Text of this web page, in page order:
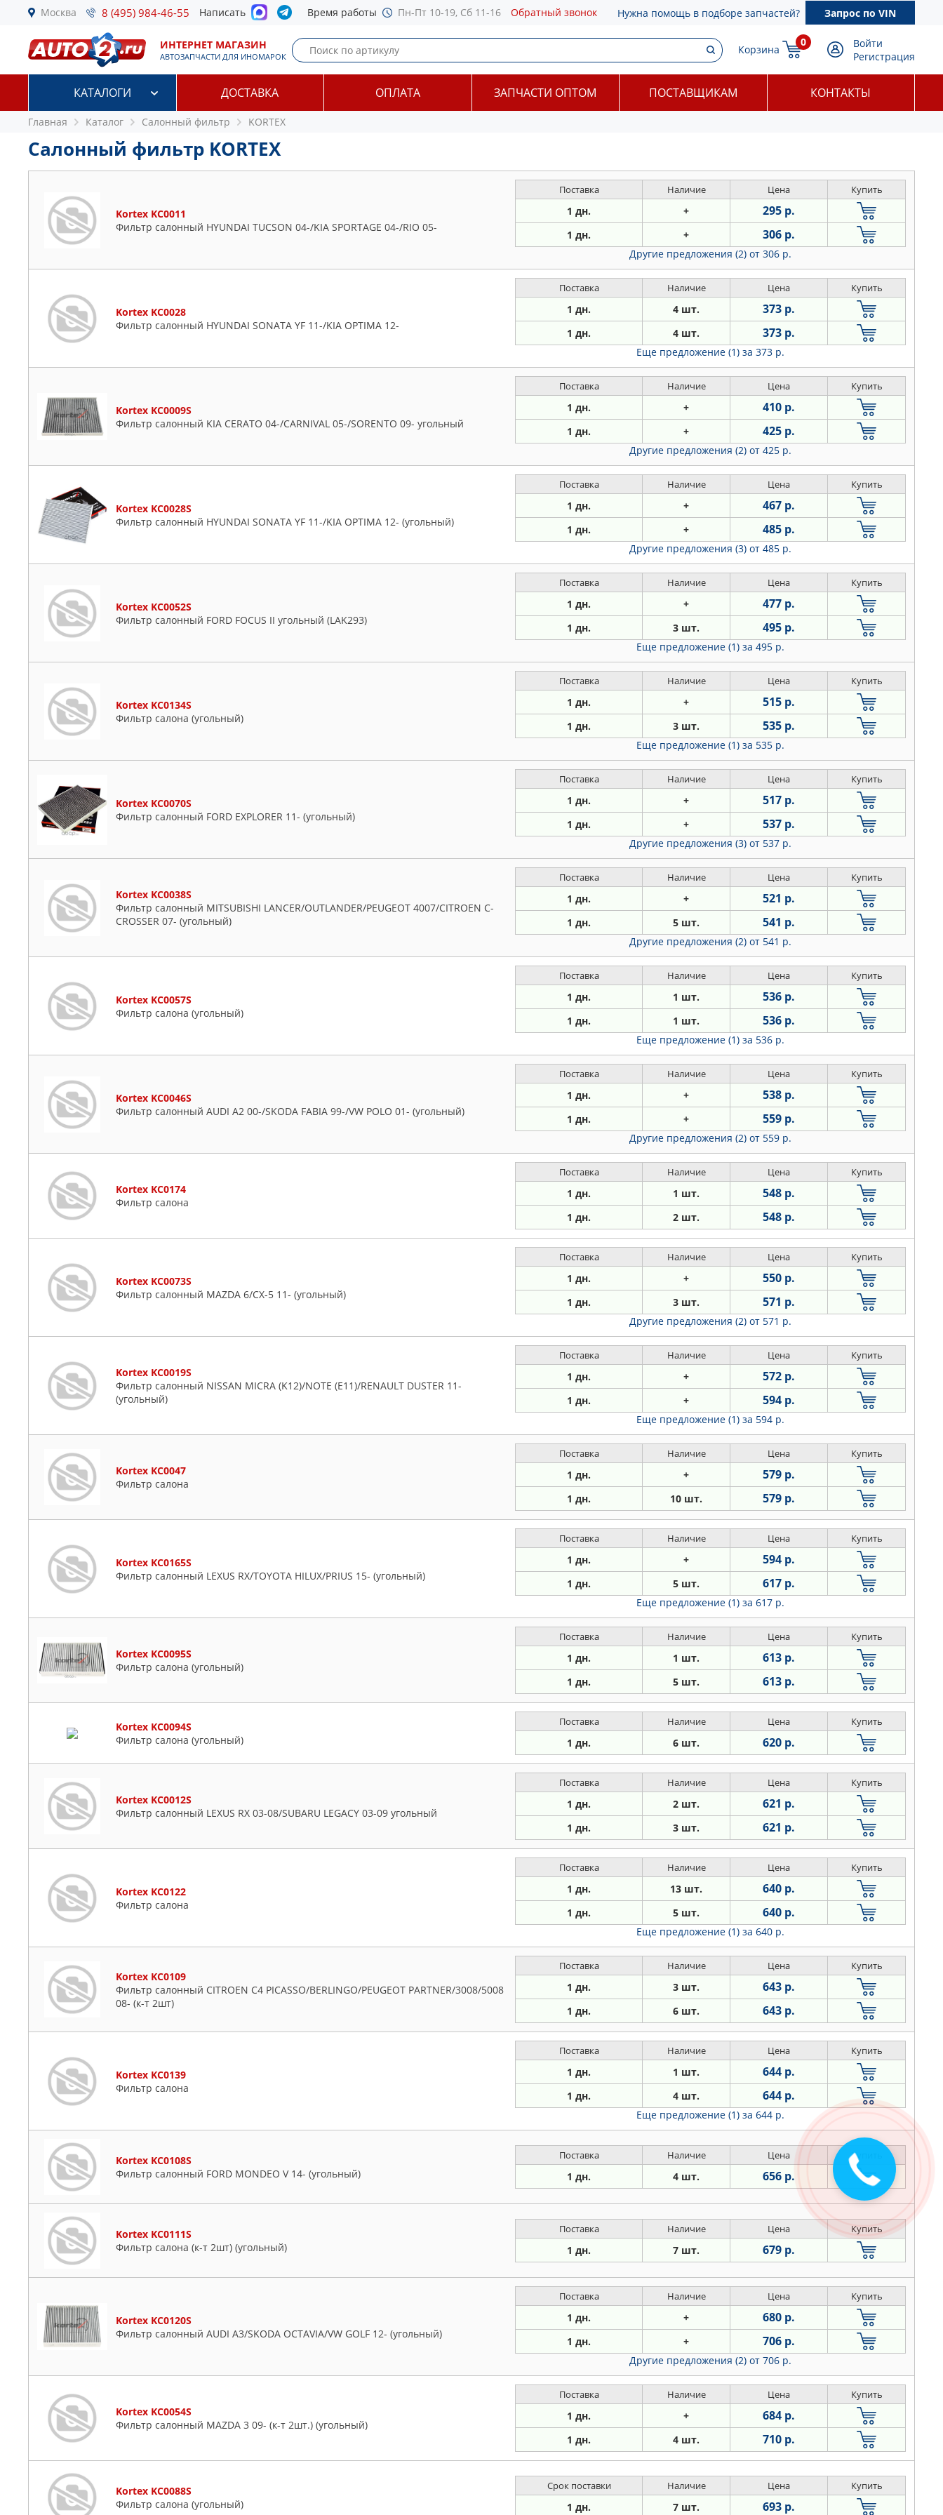
Москва 8 (495) 984-46-55 Написать Время работы Пн-Пт 10-19, Сб 11-16 Обратный звонок Нужна помощь в подборе запчастей? Запрос по VIN
ИНТЕРНЕТ МАГАЗИН
АВТОЗАПЧАСТИ ДЛЯ ИНОМАРОК
Корзина
0
Войти
Регистрация
КАТАЛОГИ ДОСТАВКА ОПЛАТА ЗАПЧАСТИ ОПТОМ ПОСТАВЩИКАМ КОНТАКТЫ
Главная Каталог Салонный фильтр KORTEX
Салонный фильтр KORTEX
Kortex KC0011
Фильтр салонный HYUNDAI TUCSON 04-/KIA SPORTAGE 04-/RIO 05-
Поставка Наличие Цена Купить
1 дн. + 295 р.
1 дн. + 306 р.
Другие предложения (2) от 306 р.
Kortex KC0028
Фильтр салонный HYUNDAI SONATA YF 11-/KIA OPTIMA 12-
Поставка Наличие Цена Купить
1 дн. 4 шт. 373 р.
1 дн. 4 шт. 373 р.
Еще предложение (1) за 373 р.
Kortex KC0009S
Фильтр салонный KIA CERATO 04-/CARNIVAL 05-/SORENTO 09- угольный
Поставка Наличие Цена Купить
1 дн. + 410 р.
1 дн. + 425 р.
Другие предложения (2) от 425 р.
Kortex KC0028S
Фильтр салонный HYUNDAI SONATA YF 11-/KIA OPTIMA 12- (угольный)
Поставка Наличие Цена Купить
1 дн. + 467 р.
1 дн. + 485 р.
Другие предложения (3) от 485 р.
Kortex KC0052S
Фильтр салонный FORD FOCUS II угольный (LAK293)
Поставка Наличие Цена Купить
1 дн. + 477 р.
1 дн. 3 шт. 495 р.
Еще предложение (1) за 495 р.
Kortex KC0134S
Фильтр салона (угольный)
Поставка Наличие Цена Купить
1 дн. + 515 р.
1 дн. 3 шт. 535 р.
Еще предложение (1) за 535 р.
Kortex KC0070S
Фильтр салонный FORD EXPLORER 11- (угольный)
Поставка Наличие Цена Купить
1 дн. + 517 р.
1 дн. + 537 р.
Другие предложения (3) от 537 р.
Kortex KC0038S
Фильтр салонный MITSUBISHI LANCER/OUTLANDER/PEUGEOT 4007/CITROEN C-
CROSSER 07- (угольный)
Поставка Наличие Цена Купить
1 дн. + 521 р.
1 дн. 5 шт. 541 р.
Другие предложения (2) от 541 р.
Kortex KC0057S
Фильтр салона (угольный)
Поставка Наличие Цена Купить
1 дн. 1 шт. 536 р.
1 дн. 1 шт. 536 р.
Еще предложение (1) за 536 р.
Kortex KC0046S
Фильтр салонный AUDI A2 00-/SKODA FABIA 99-/VW POLO 01- (угольный)
Поставка Наличие Цена Купить
1 дн. + 538 р.
1 дн. + 559 р.
Другие предложения (2) от 559 р.
Kortex KC0174
Фильтр салона
Поставка Наличие Цена Купить
1 дн. 1 шт. 548 р.
1 дн. 2 шт. 548 р.
Kortex KC0073S
Фильтр салонный MAZDA 6/CX-5 11- (угольный)
Поставка Наличие Цена Купить
1 дн. + 550 р.
1 дн. 3 шт. 571 р.
Другие предложения (2) от 571 р.
Kortex KC0019S
Фильтр салонный NISSAN MICRA (K12)/NOTE (E11)/RENAULT DUSTER 11-
(угольный)
Поставка Наличие Цена Купить
1 дн. + 572 р.
1 дн. + 594 р.
Еще предложение (1) за 594 р.
Kortex KC0047
Фильтр салона
Поставка Наличие Цена Купить
1 дн. + 579 р.
1 дн. 10 шт. 579 р.
Kortex KC0165S
Фильтр салонный LEXUS RX/TOYOTA HILUX/PRIUS 15- (угольный)
Поставка Наличие Цена Купить
1 дн. + 594 р.
1 дн. 5 шт. 617 р.
Еще предложение (1) за 617 р.
Kortex KC0095S
Фильтр салона (угольный)
Поставка Наличие Цена Купить
1 дн. 1 шт. 613 р.
1 дн. 5 шт. 613 р.
Kortex KC0094S
Фильтр салона (угольный)
Поставка Наличие Цена Купить
1 дн. 6 шт. 620 р.
Kortex KC0012S
Фильтр салонный LEXUS RX 03-08/SUBARU LEGACY 03-09 угольный
Поставка Наличие Цена Купить
1 дн. 2 шт. 621 р.
1 дн. 3 шт. 621 р.
Kortex KC0122
Фильтр салона
Поставка Наличие Цена Купить
1 дн. 13 шт. 640 р.
1 дн. 5 шт. 640 р.
Еще предложение (1) за 640 р.
Kortex KC0109
Фильтр салонный CITROEN C4 PICASSO/BERLINGO/PEUGEOT PARTNER/3008/5008
08- (к-т 2шт)
Поставка Наличие Цена Купить
1 дн. 3 шт. 643 р.
1 дн. 6 шт. 643 р.
Kortex KC0139
Фильтр салона
Поставка Наличие Цена Купить
1 дн. 1 шт. 644 р.
1 дн. 4 шт. 644 р.
Еще предложение (1) за 644 р.
Kortex KC0108S
Фильтр салонный FORD MONDEO V 14- (угольный)
Поставка Наличие Цена Купить
1 дн. 4 шт. 656 р.
Kortex KC0111S
Фильтр салона (к-т 2шт) (угольный)
Поставка Наличие Цена Купить
1 дн. 7 шт. 679 р.
Kortex KC0120S
Фильтр салонный AUDI A3/SKODA OCTAVIA/VW GOLF 12- (угольный)
Поставка Наличие Цена Купить
1 дн. + 680 р.
1 дн. + 706 р.
Другие предложения (2) от 706 р.
Kortex KC0054S
Фильтр салонный MAZDA 3 09- (к-т 2шт.) (угольный)
Поставка Наличие Цена Купить
1 дн. + 684 р.
1 дн. 4 шт. 710 р.
Kortex KC0088S
Фильтр салона (угольный)
Срок поставки Наличие Цена Купить
1 дн. 7 шт. 693 р.